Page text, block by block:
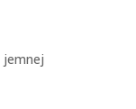
jemnej